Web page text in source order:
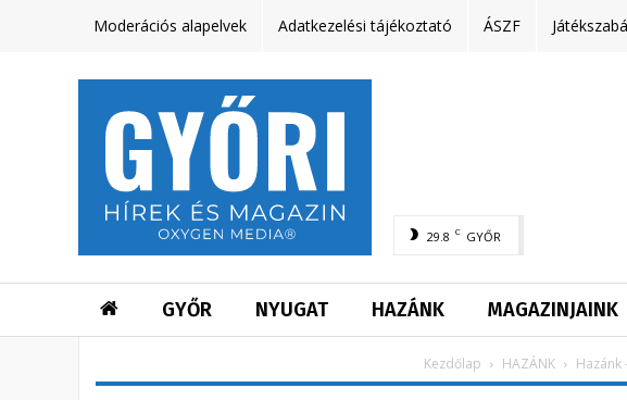
Moderációs alapelvek Adatkezelési tájékoztató ÁSZF
29.8 C GYŐR
GYŐR NYUGAT HAZÁNK MAGAZINJAINK
Kezdőlap HAZÁNK Hazánk